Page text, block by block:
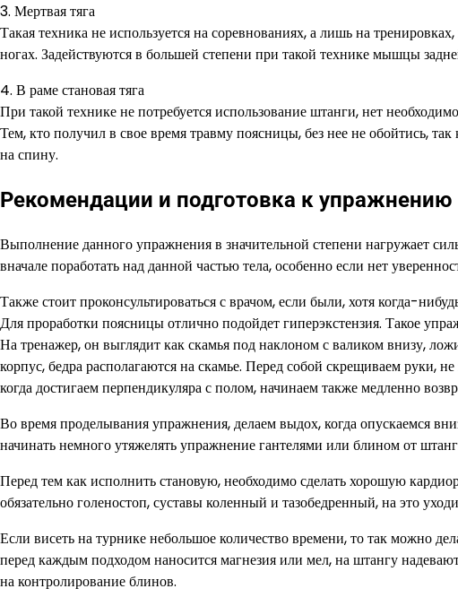
3. Мертвая тяга
Такая техника не используется на соревнованиях, а лишь на
ногах. Задействуются в большей степени при такой технике мышцы
4. В раме становая тяга
При такой технике не потребуется использование штанги, нет
Тем, кто получил в свое время травму поясницы, без нее не обойтись,
на спину.
Рекомендации и подготовка к упражнению
Выполнение данного упражнения в значительной степени нагружает
вначале поработать над данной частью тела, особенно если нет
Также стоит проконсультироваться с врачом, если были, хотя когда-
Для проработки поясницы отлично подойдет гиперэкстензия. Такое
На тренажер, он выглядит как скамья под наклоном с валиком внизу,
корпус, бедра располагаются на скамье. Перед собой скрещиваем руки,
когда достигаем перпендикуляра с полом, начинаем также медленно
Во время проделывания упражнения, делаем выдох, когда опускаемся
начинать немного утяжелять упражнение гантелями или блином от
Перед тем как исполнить становую, необходимо сделать хорошую
обязательно голеностоп, суставы коленный и тазобедренный, на это
Если висеть на турнике небольшое количество времени, то так можно
перед каждым подходом наносится магнезия или мел, на штангу
на контролирование блинов.